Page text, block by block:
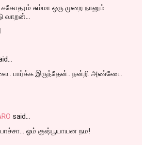
சும்மா ஒரு முறை நானும்
வாறன்...
பார்க்க இருந்தேன்.. நன்றி அண்ணே..
said…
ஓம் குஷ்பூயாயன நம!